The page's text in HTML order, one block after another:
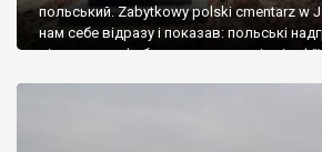
польський. Zabytkowy polski cmentarz w
нам себе відразу і показав: польські
віднести до фабричних, польські